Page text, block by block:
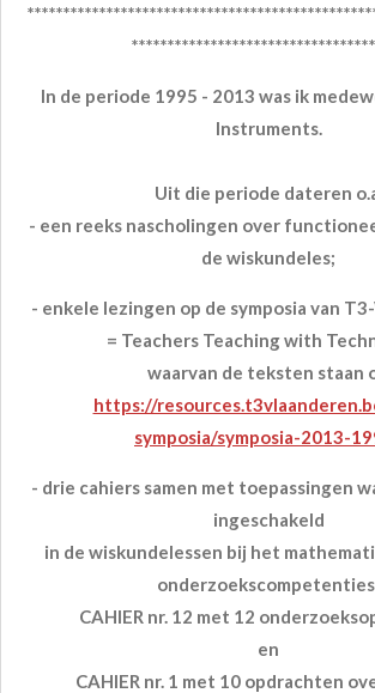
In de periode 1995 - 2013 was ik
Instruments.
Uit die periode dateren
- een reeks nascholingen over
de wiskundeles;
- enkele lezingen op de symposia van
= Teachers Teaching with
waarvan de teksten staan
https://
symposia/symposia-2013-
- drie cahiers samen met toepassingen
ingeschakeld
in de wiskundelessen bij het
CAHIER nr. 12 met 12
en
CAHIER nr. 1 met 10 opdrachten